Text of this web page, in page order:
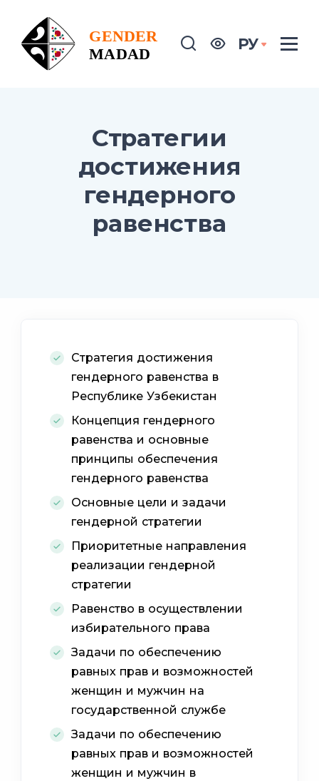
РУ
Стратегии
достижения
гендерного
равенства
Стратегия достижения
гендерного равенства в
Республике Узбекистан
Концепция гендерного
равенства и основные
принципы обеспечения
гендерного равенства
Основные цели и задачи
гендерной стратегии
Приоритетные направления
реализации гендерной
стратегии
Равенство в осуществлении
избирательного права
Задачи по обеспечению
равных прав и возможностей
женщин и мужчин на
государственной службе
Задачи по обеспечению
равных прав и возможностей
женщин и мужчин в